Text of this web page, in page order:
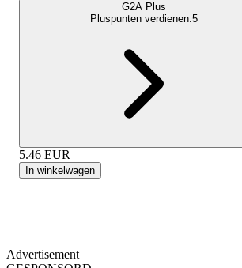
G2A Plus
Pluspunten verdienen:5
5.46 EUR
In winkelwagen
Advertisement